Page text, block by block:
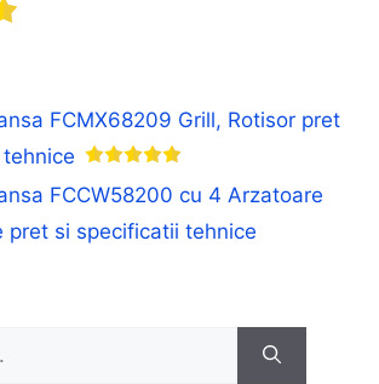
FCMX68209 Grill, Rotisor pret
FCCW58200 cu 4 Arzatoare
pret si specificatii tehnice